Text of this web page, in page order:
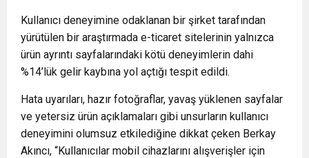
Kullanıcı deneyimine odaklanan bir şirket tarafından
yürütülen bir araştırmada e-ticaret sitelerinin yalnızca
ürün ayrıntı sayfalarındaki kötü deneyimlerin dahi
%14’lük gelir kaybına yol açtığı tespit edildi.
Hata uyarıları, hazır fotoğraflar, yavaş yüklenen sayfalar
ve yetersiz ürün açıklamaları gibi unsurların kullanıcı
deneyimini olumsuz etkilediğine dikkat çeken Berkay
Akıncı, “Kullanıcılar mobil cihazlarını alışverişler için